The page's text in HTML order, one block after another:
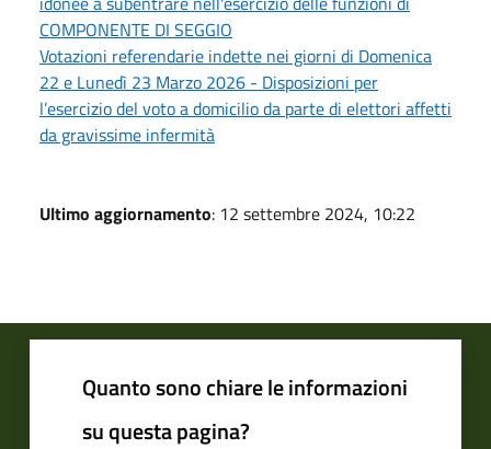
COMPONENTE DI SEGGIO
Votazioni referendarie indette nei giorni di Domenica
22 e Lunedì 23 Marzo 2026 - Disposizioni per
l’esercizio del voto a domicilio da parte di elettori affetti
da gravissime infermità
Ultimo aggiornamento: 12 settembre 2024, 10:22
Quanto sono chiare le informazioni
su questa pagina?